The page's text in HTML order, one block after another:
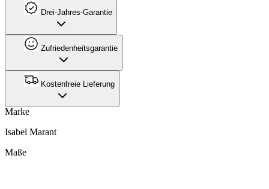
Drei-Jahres-Garantie
Zufriedenheitsgarantie
Kostenfreie Lieferung
Marke
Isabel Marant
Maße